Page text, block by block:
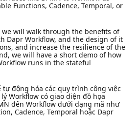
Functions, Cadence, Temporal, or
will walk through the benefits of
Dapr Workflow, and the design of it
and increase the resilience of the
we will have a short demo of how
runs in the stateful
tự động hóa các quy trình công việc
Workflow có giao diện đồ họa
đến Workflow dưới dạng mã như
Cadence, Temporal hoặc Dapr